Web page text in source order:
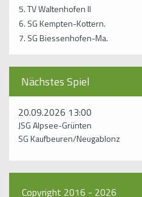
5. TV Waltenhofen II
6. SG Kempten-Kottern.
7. SG Biessenhofen-Ma.
Nächstes Spiel
20.09.2026 13:00
JSG Alpsee-Grünten
SG Kaufbeuren/Neugablonz
Copyright 2016 - 2026